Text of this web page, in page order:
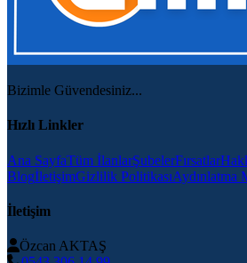
Bizimle Güvendesiniz...
Hızlı Linkler
Ana SayfaTüm İlanlarŞubelerFırsatlar
BlogİletişimGizlilik PolitikasıAydınlatma
İletişim
Özcan AKTAŞ